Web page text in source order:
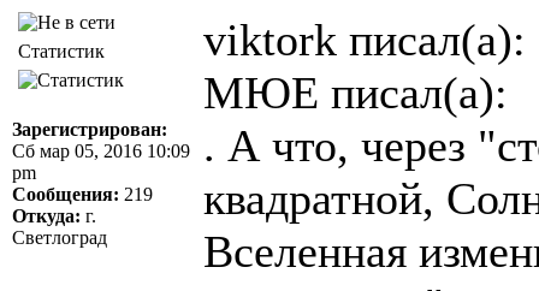
Статистик
Зарегистрирован:
Сб мар 05, 2016 10:09
pm
Сообщения: 219
Откуда: г.
Светлоград
viktork писал(а):
МЮЕ писал(а):
. А что, через
квадратной,
Вселенная